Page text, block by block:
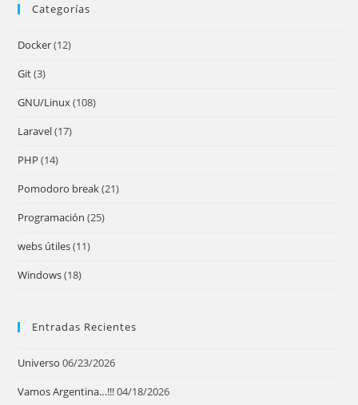
Categorías
Docker(12)
Git(3)
GNU/Linux(108)
Laravel(17)
PHP (14)
Pomodoro break(21)
Programación (25)
webs útiles(11)
Windows(18)
Entradas Recientes
Universo 06/23/2026
Vamos Argentina…!!!04/18/2026